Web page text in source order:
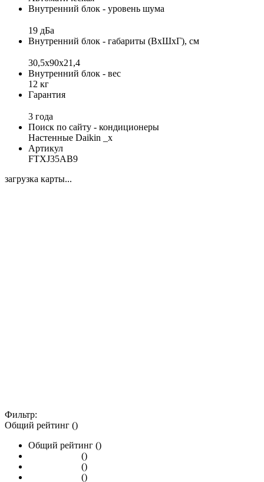
Внутренний блок - уровень шума
19 дБа
Внутренний блок - габариты (ВхШхГ), см
30,5x90x21,4
Внутренний блок - вес
12 кг
Гарантия
3 года
Поиск по сайту - кондиционеры
Настенные Daikin _x
Артикул
FTXJ35AB9
загрузка карты...
Фильтр:
Общий рейтинг ()
Общий рейтинг ()
()
()
()